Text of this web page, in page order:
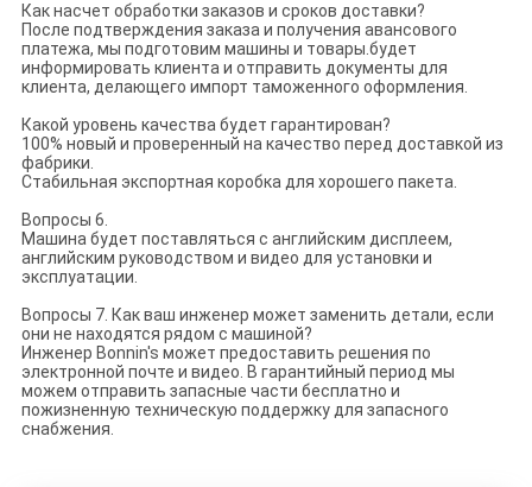
Как насчет обработки заказов и сроков доставки?
После подтверждения заказа и получения авансового
платежа, мы подготовим машины и товары.будет
информировать клиента и отправить документы для
клиента, делающего импорт таможенного оформления.
Какой уровень качества будет гарантирован?
100% новый и проверенный на качество перед доставкой из
фабрики.
Стабильная экспортная коробка для хорошего пакета.
Вопросы 6.
Машина будет поставляться с английским дисплеем,
английским руководством и видео для установки и
эксплуатации.
Вопросы 7. Как ваш инженер может заменить детали, если
они не находятся рядом с машиной?
Инженер Bonnin's может предоставить решения по
электронной почте и видео. В гарантийный период мы
можем отправить запасные части бесплатно и
пожизненную техническую поддержку для запасного
снабжения.